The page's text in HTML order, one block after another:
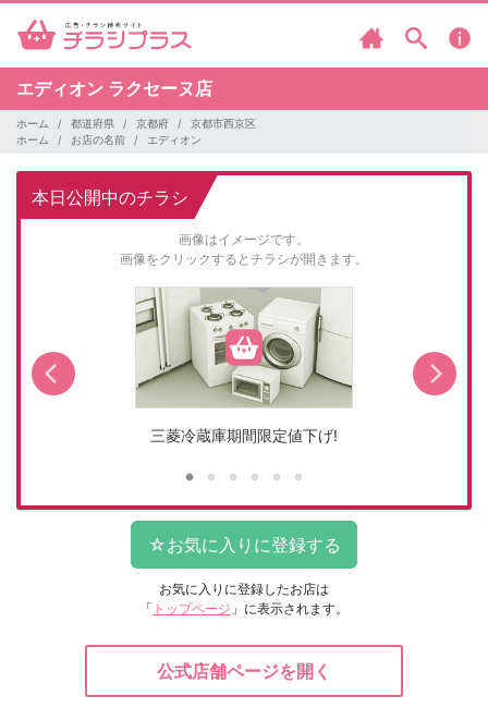
エディオン ラクセーヌ店
ホーム 都道府県 京都府
京都市西京区
ホーム
お店の名前 エディオン
本日公開中のチラシ
画像はイメージです。
画像をクリックするとチラシが開きます。
三菱冷蔵庫期間限定値下げ!
お気に入りに登録したお店は
「 トップページ 」に表示されます。
公式店舗ページを開く